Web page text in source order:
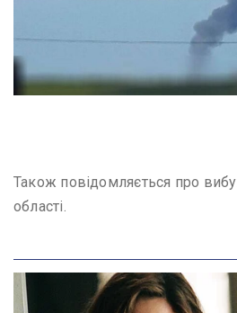
Також повідомляється про
області.